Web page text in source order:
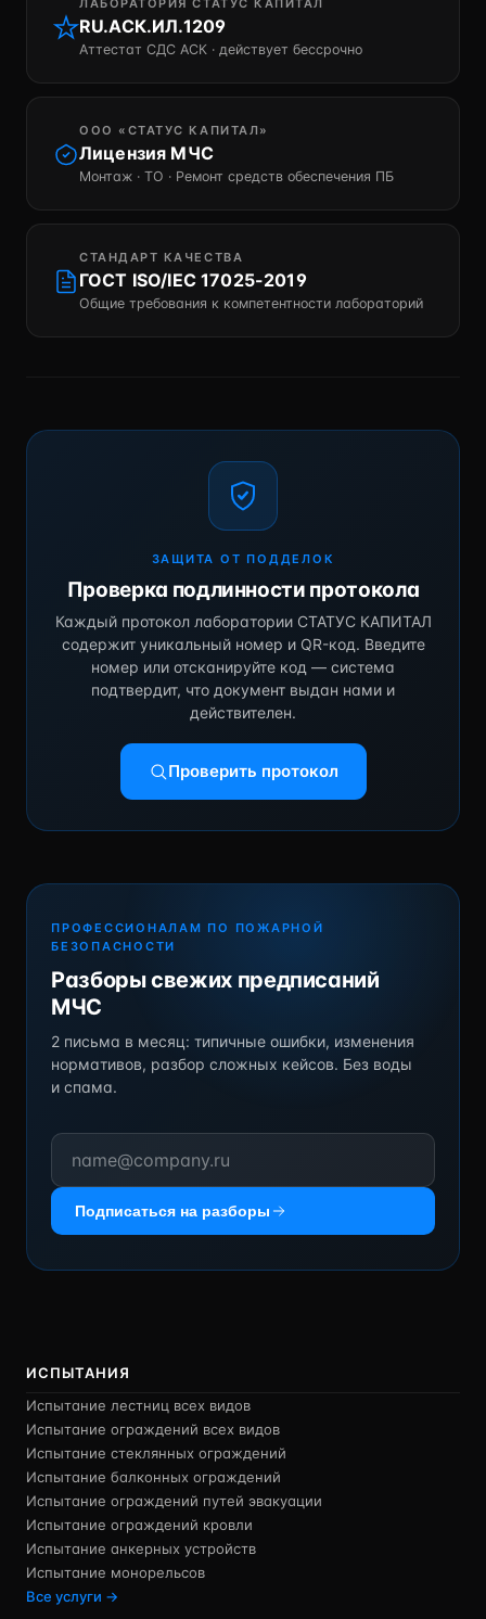
ЛАБОРАТОРИЯ СТАТУС КАПИТАЛ
RU.АСК.ИЛ.1209
Аттестат СДС АСК · действует бессрочно
ООО «СТАТУС КАПИТАЛ»
Лицензия МЧС
Монтаж · ТО · Ремонт средств обеспечения ПБ
СТАНДАРТ КАЧЕСТВА
ГОСТ ISO/IEC 17025-2019
Общие требования к компетентности лабораторий
ЗАЩИТА ОТ ПОДДЕЛОК
Проверка подлинности протокола
Каждый протокол лаборатории СТАТУС КАПИТАЛ
содержит уникальный номер и QR-код. Введите
номер или отсканируйте код — система
подтвердит, что документ выдан нами и
действителен.
Проверить протокол
ПРОФЕССИОНАЛАМ ПО ПОЖАРНОЙ
БЕЗОПАСНОСТИ
Разборы свежих предписаний
МЧС
2 письма в месяц: типичные ошибки, изменения
нормативов, разбор сложных кейсов. Без воды
и спама.
Подписаться на разборы
ИСПЫТАНИЯ
Испытание лестниц всех видов
Испытание ограждений всех видов
Испытание стеклянных ограждений
Испытание балконных ограждений
Испытание ограждений путей эвакуации
Испытание ограждений кровли
Испытание анкерных устройств
Испытание монорельсов
Все услуги →